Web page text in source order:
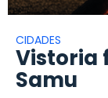
CIDADES
Vistoria
Samu